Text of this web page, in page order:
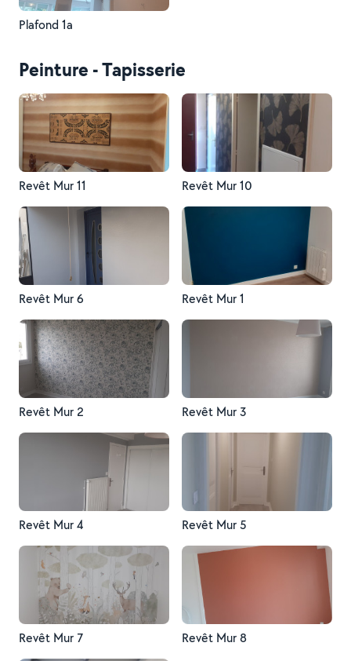
Plafond 1a
Peinture - Tapisserie
Revêt Mur 11 Revêt Mur 10
Revêt Mur 6 Revêt Mur 1
Revêt Mur 2 Revêt Mur 3
Revêt Mur 4 Revêt Mur 5
Revêt Mur 7 Revêt Mur 8